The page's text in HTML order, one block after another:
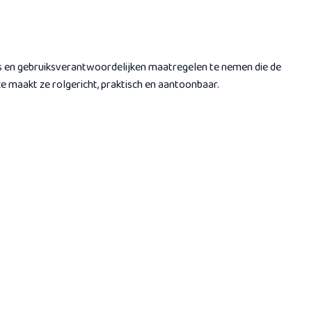
en gebruiksverantwoordelijken maatregelen te nemen die de
ze rolgericht, praktisch en aantoonbaar.